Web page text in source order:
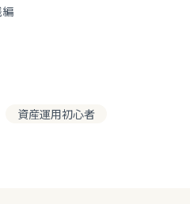
資産運用初心者